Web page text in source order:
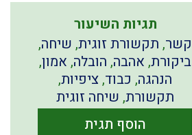
תגיות השיעור
קשר, תקשורת זוגית, שיחה,
ביקורת, אהבה, הובלה, אמון,
הנהגה, כבוד,ציפיות,
תקשורת, שיחה זוגית
הוסף תגית